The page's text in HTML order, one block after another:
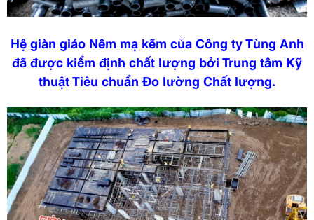
Hệ giàn giáo Nêm mạ kẽm của Công ty Tùng Anh
đã được kiểm định chất lượng bởi Trung tâm Kỹ
thuật Tiêu chuẩn Đo lường Chất lượng.